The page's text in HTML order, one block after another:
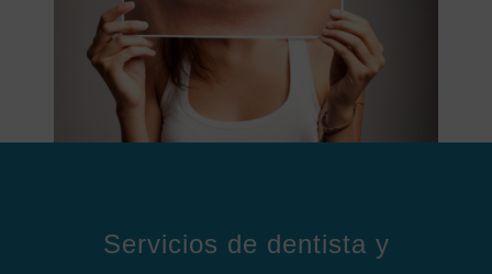
Servicios de dentista y